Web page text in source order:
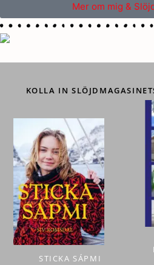
Mer om mig &
KOLLA IN
STICKA SÁPMI